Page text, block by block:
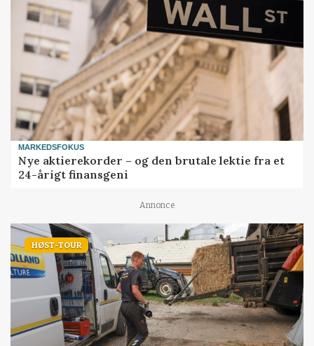
MARKEDSFOKUS
Nye aktierekorder – og den brutale lektie fra et
24-årigt finansgeni
Annonce
HØST-TOUR